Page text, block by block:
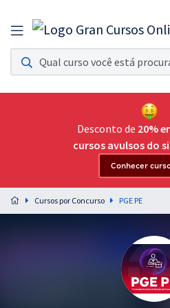
Assinatura Ilimitada 11
Acesso a todos os cursos. Teste grátis por 7
Assinatura OAB Até Passar
Acesso ilimitado a toda preparação para o
Preparação completa e intensiva para as
residências em saúde do Brasil
Desconto de 20%
cursos avulsos do
Conhecer
Cursos por Concurso PGE PE